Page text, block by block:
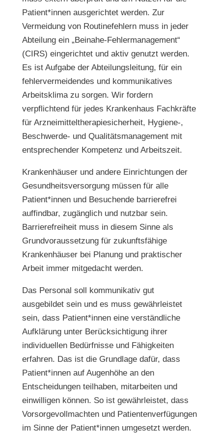
Patient*innen ausgerichtet werden. Zur
Vermeidung von Routinefehlern muss in jeder
Abteilung ein „Beinahe-Fehlermanagement“
(CIRS) eingerichtet und aktiv genutzt werden.
Es ist Aufgabe der Abteilungsleitung, für ein
fehlervermeidendes und kommunikatives
Arbeitsklima zu sorgen. Wir fordern
verpflichtend für jedes Krankenhaus Fachkräfte
für Arzneimitteltherapiesicherheit, Hygiene-,
Beschwerde- und Qualitätsmanagement mit
entsprechender Kompetenz und Arbeitszeit.
Krankenhäuser und andere Einrichtungen der
Gesundheitsversorgung müssen für alle
Patient*innen und Besuchende barrierefrei
auffindbar, zugänglich und nutzbar sein.
Barrierefreiheit muss in diesem Sinne als
Grundvoraussetzung für zukunftsfähige
Krankenhäuser bei Planung und praktischer
Arbeit immer mitgedacht werden.
Das Personal soll kommunikativ gut
ausgebildet sein und es muss gewährleistet
sein, dass Patient*innen eine verständliche
Aufklärung unter Berücksichtigung ihrer
individuellen Bedürfnisse und Fähigkeiten
erfahren. Das ist die Grundlage dafür, dass
Patient*innen auf Augenhöhe an den
Entscheidungen teilhaben, mitarbeiten und
einwilligen können. So ist gewährleistet, dass
Vorsorgevollmachten und Patientenverfügungen
im Sinne der Patient*innen umgesetzt werden.